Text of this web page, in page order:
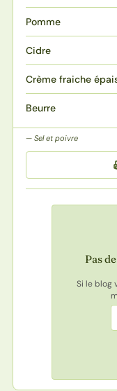
Pomme
Cidre
Crème fraiche
Beurre
Sel et poivre
Pas
Si le blog